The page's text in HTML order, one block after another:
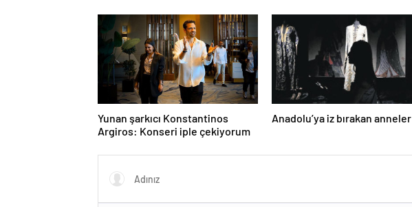
Yunan şarkıcı Konstantinos
Argiros: Konseri iple çekiyorum
Anadolu’ya iz bırakan anneler